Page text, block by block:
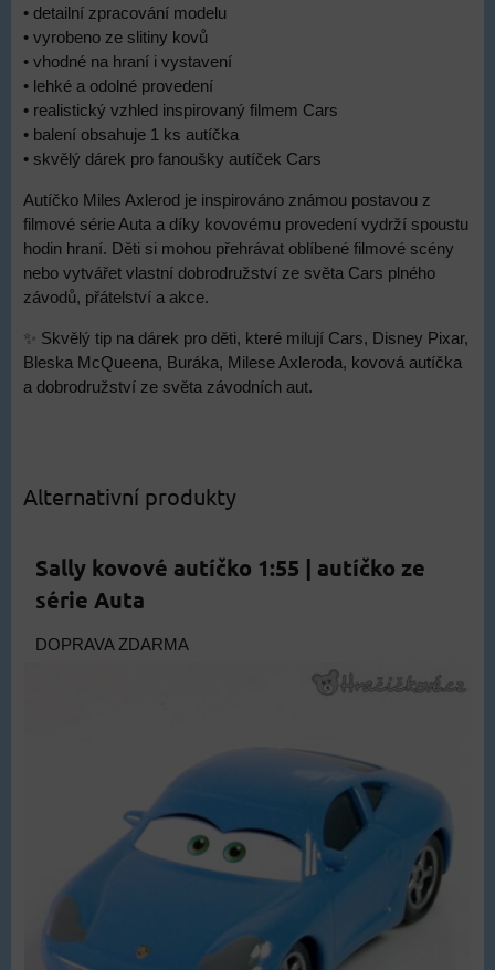
• detailní zpracování modelu
• vyrobeno ze slitiny kovů
• vhodné na hraní i vystavení
• lehké a odolné provedení
• realistický vzhled inspirovaný filmem Cars
• balení obsahuje 1 ks autíčka
• skvělý dárek pro fanoušky autíček Cars
Autíčko Miles Axlerod je inspirováno známou postavou z
filmové série Auta a díky kovovému provedení vydrží spoustu
hodin hraní. Děti si mohou přehrávat oblíbené filmové scény
nebo vytvářet vlastní dobrodružství ze světa Cars plného
závodů, přátelství a akce.
✨ Skvělý tip na dárek pro děti, které milují Cars, Disney Pixar,
Bleska McQueena, Buráka, Milese Axleroda, kovová autíčka
a dobrodružství ze světa závodních aut.
Alternativní produkty
Sally kovové autíčko 1:55 | autíčko ze
série Auta
DOPRAVA ZDARMA